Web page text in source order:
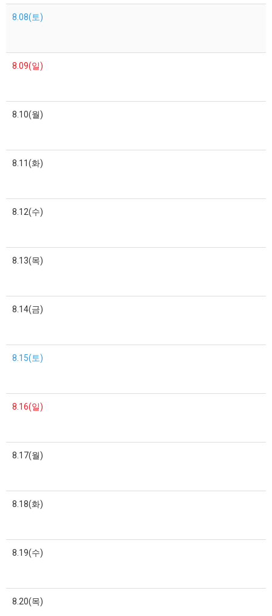
8.08(토)
8.09(일)
8.10(월)
8.11(화)
8.12(수)
8.13(목)
8.14(금)
8.15(토)
8.16(일)
8.17(월)
8.18(화)
8.19(수)
8.20(목)